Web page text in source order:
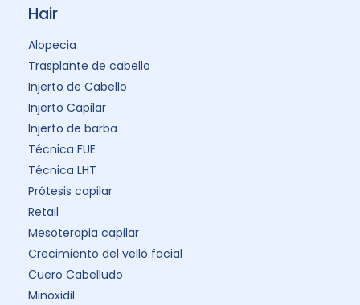
Hair
Alopecia
Trasplante de cabello
Injerto de Cabello
Injerto Capilar
Injerto de barba
Técnica FUE
Técnica LHT
Prótesis capilar
Retail
Mesoterapia capilar
Crecimiento del vello facial
Cuero Cabelludo
Minoxidil